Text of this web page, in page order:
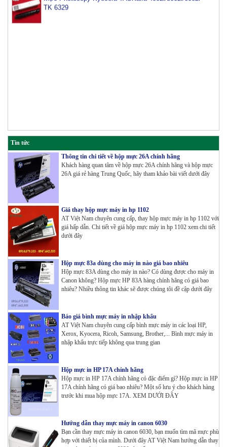
Tin tức
Thông tin chi tiết về hộp mực 26A chính hãng
Khách hàng quan tâm về hộp mực 26A chính hãng và hộp mực
26A giá rẻ hàng Trung Quốc, hãy tham khảo bài viết dưới đây
Giá thay hộp mực máy in hp 1102
AT Việt Nam chuyên cung cấp, thay hộp mực máy in hp 1102 với
giá hấp dẫn. Chi tiết về giá hộp mực máy in hp 1102 xem chi tiết
dưới đây
Hộp mực 83a dùng cho máy in nào giá bao nhiêu
Hộp mực 83A dùng cho máy in nào? Có dùng được cho máy in
Canon không? Hộp mực HP 83A hàng chính hãng có giá bao
nhiêu? Nhiều thông tin khác sẽ được chúng tôi đề cập dưới đây
Báo giá bình mực máy in nhập khẩu
AT Việt Nam chuyên cung cấp bình mực máy in các loại HP,
Xerox, Kyocera, Ricoh, Samsung, Brother,... Bình mực máy in
nhập khẩu trực tiếp không qua trung gian
Hộp mực in HP 17A chính hãng
Hộp mực in HP 17A chính hãng có đặc điểm gì? Hộp mực in HP
17A chính hãng có giá bao nhiêu? Một số lưu ý cho khách hàng
trước khi mua hộp mực 17A. XEM DƯỚI ĐÂY
Hướng dẫn thay mực máy in canon 6030
Bạn cần thay mực máy in canon 6030, bạn muốn tìm mã mực phù
hợp với thiết bị của mình. Dưới đây AT Việt Nam hướng dẫn thay